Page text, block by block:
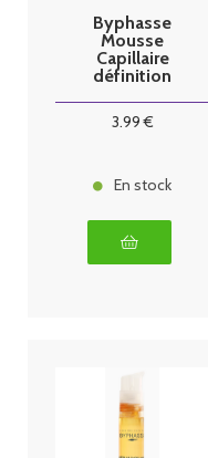
Byphasse
Mousse
Capillaire
définition
3.99€
En stock